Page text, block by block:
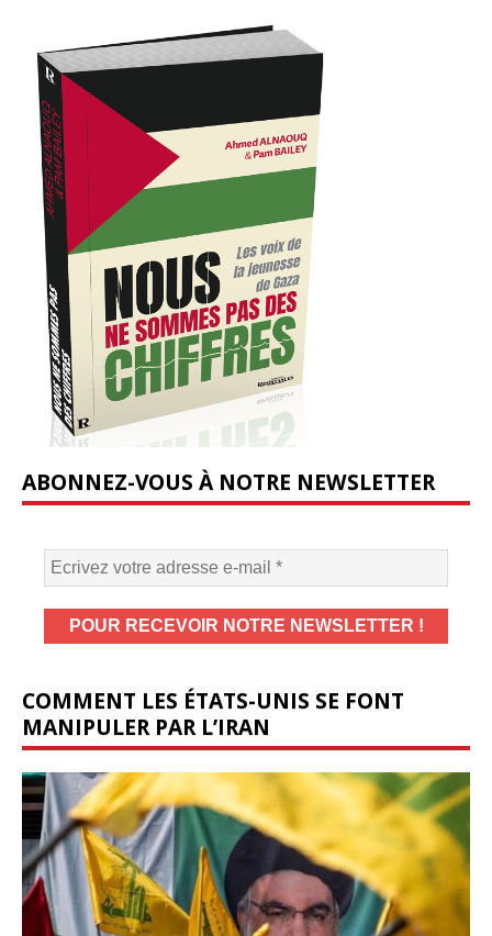
ABONNEZ-VOUS À NOTRE NEWSLETTER
COMMENT LES ÉTATS-UNIS SE FONT
MANIPULER PAR L’IRAN